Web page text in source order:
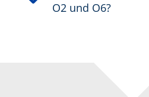
O2 und O6?